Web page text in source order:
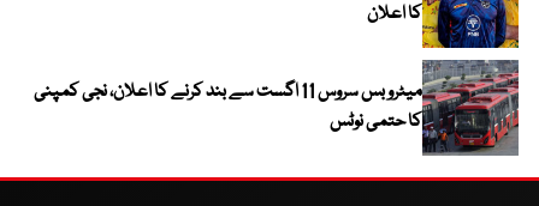
کا اعلان
میٹرو بس سروس 11 اگست سے بند کرنے کا اعلان، نجی کمپنی
کا حتمی نوٹس